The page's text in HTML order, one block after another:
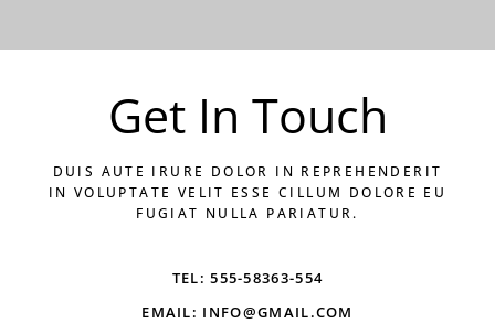
Get In Touch
DUIS AUTE IRURE DOLOR IN REPREHENDERIT
IN VOLUPTATE VELIT ESSE CILLUM DOLORE EU
FUGIAT NULLA PARIATUR.
TEL: 555-58363-554
EMAIL: INFO@GMAIL.COM